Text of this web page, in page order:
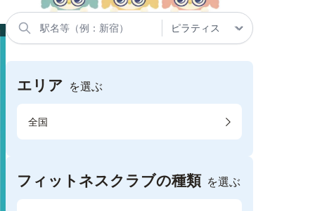
エリア を選ぶ
全国
フィットネスクラブの種類 を選ぶ